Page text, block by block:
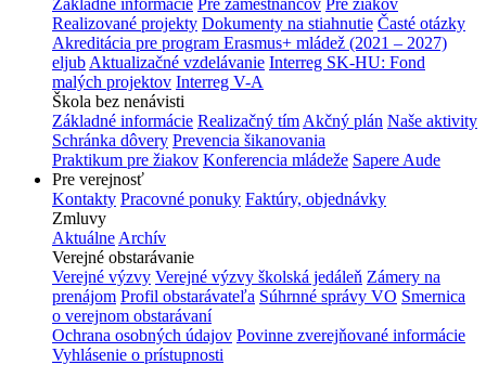
Základné informácie Pre zamestnancov Pre žiakov
Realizované projekty Dokumenty na stiahnutie Časté otázky
Akreditácia pre program Erasmus+ mládež (2021 – 2027)
eljub Aktualizačné vzdelávanie Interreg SK-HU: Fond
malých projektov Interreg V-A
Škola bez nenávisti
Základné informácie Realizačný tím Akčný plán Naše aktivity
Schránka dôvery Prevencia šikanovania
Praktikum pre žiakov Konferencia mládeže Sapere Aude
Pre verejnosť
Kontakty Pracovné ponuky Faktúry, objednávky
Zmluvy
Aktuálne Archív
Verejné obstarávanie
Verejné výzvy Verejné výzvy školská jedáleň Zámery na
prenájom Profil obstarávateľa Súhrnné správy VO Smernica
o verejnom obstarávaní
Ochrana osobných údajov Povinne zverejňované informácie
Vyhlásenie o prístupnosti